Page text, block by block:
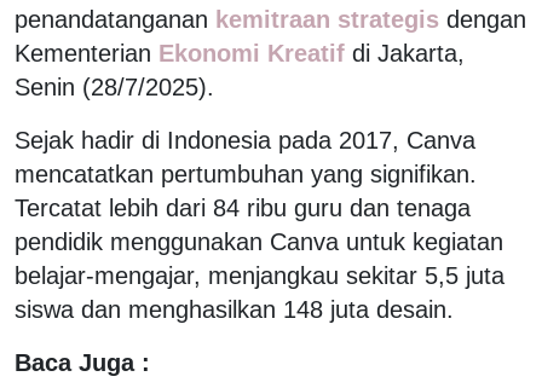
penandatanganan kemitraan strategis dengan
Kementerian Ekonomi Kreatif di Jakarta,
Senin (28/7/2025).
Sejak hadir di Indonesia pada 2017, Canva
mencatatkan pertumbuhan yang signifikan.
Tercatat lebih dari 84 ribu guru dan tenaga
pendidik menggunakan Canva untuk kegiatan
belajar-mengajar, menjangkau sekitar 5,5 juta
siswa dan menghasilkan 148 juta desain.
Baca Juga :